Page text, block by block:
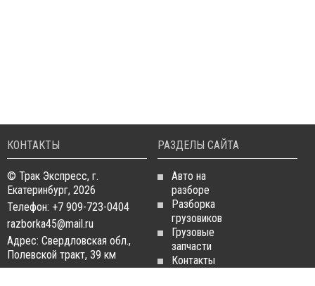
КОНТАКТЫ
© Трак Экспресс, г.
Екатеринбург, 2026
Телефон: +7 909-723-0404
razborka45@mail.ru
Адрес: Свердловская обл.,
Полевской тракт, 39 км
РАЗДЕЛЫ САЙТА
Авто на
разборе
Разборка
грузовиков
Грузовые
запчасти
Контакты